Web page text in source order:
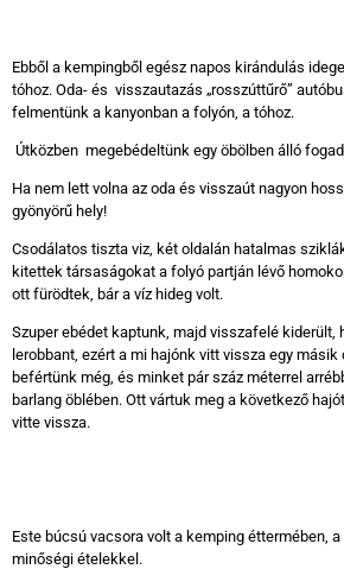
Ebből a kempingből egész napos kirándulás
tóhoz. Oda- és visszautazás „rosszúttűrő”
felmentünk a kanyonban a folyón, a tóhoz.
Útközben megebédeltünk egy öbölben álló
Ha nem lett volna az oda és visszaút nagyon
gyönyörű hely!
Csodálatos tiszta viz, két oldalán hatalmas
kitettek társaságokat a folyó partján lévő
ott fürödtek, bár a víz hideg volt.
Szuper ebédet kaptunk, majd visszafelé kiderült,
lerobbant, ezért a mi hajónk vitt vissza egy másik
befértünk még, és minket pár száz méterrel
barlang öblében. Ott vártuk meg a következő
vitte vissza.
Este búcsú vacsora volt a kemping éttermében,
minőségi ételekkel.